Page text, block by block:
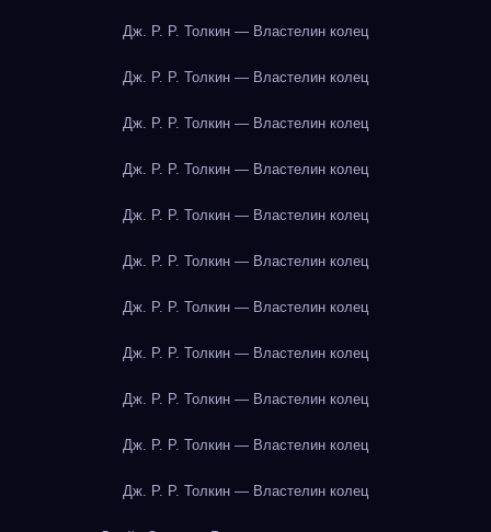
Дж. Р. Р. Толкин — Властелин колец
Дж. Р. Р. Толкин — Властелин колец
Дж. Р. Р. Толкин — Властелин колец
Дж. Р. Р. Толкин — Властелин колец
Дж. Р. Р. Толкин — Властелин колец
Дж. Р. Р. Толкин — Властелин колец
Дж. Р. Р. Толкин — Властелин колец
Дж. Р. Р. Толкин — Властелин колец
Дж. Р. Р. Толкин — Властелин колец
Дж. Р. Р. Толкин — Властелин колец
Дж. Р. Р. Толкин — Властелин колец